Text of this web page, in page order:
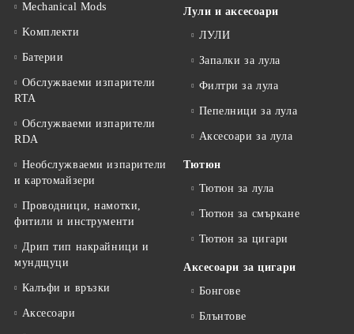
Mechanical Mods
Kомплекти
Батерии
Обслужваеми изпарители
RTA
Обслужваеми изпарители
RDA
Необслужваеми изпарители
и картомайзери
Проводници, намотки,
фитили и инструменти
Дрип тип накрайници и
мундщуци
Калъфи и връзки
Аксесоари
Лули и аксесоари
ЛУЛИ
Запалки за лула
Филтри за лула
Пепелници за лула
Аксесоари за лула
Тютюн
Тютюн за лула
Тютюн за смъркане
Тютюн за цигари
Аксесоари за цигари
Бонгове
Блънтове